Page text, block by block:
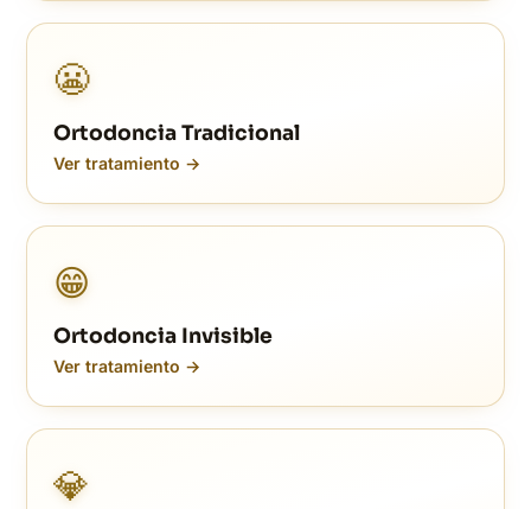
😬
Ortodoncia Tradicional
Ver tratamiento →
😁
Ortodoncia Invisible
Ver tratamiento →
💎